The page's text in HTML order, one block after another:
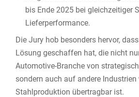
bis Ende 2025 bei gleichzeitiger
Lieferperformance.
Die Jury hob besonders hervor,
Lösung geschaffen hat, die nicht
Automotive-Branche von
sondern auch auf andere Industrien
Stahlproduktion übertragbar ist.